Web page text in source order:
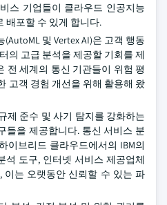
스 기업들이 클라우드 인공지능
배포할 수 있게 합니다.
(AutoML 및 Vertex AI)은 고객 행동
의 고급 분석을 제공할 기회를 제
전 세계의 통신 기관들이 위험 평
고객 경험 개선을 위해 활용해 왔
제 준수 및 사기 탐지를 강화하는
들을 제공합니다. 통신 서비스 분
이브리드 클라우드에서의 IBM의
석 도구, 인터넷 서비스 제공업체
이는 오랫동안 신뢰할 수 있는 파